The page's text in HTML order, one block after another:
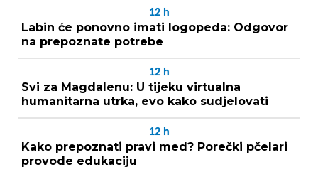
12 h
Labin će ponovno imati logopeda: Odgovor
na prepoznate potrebe
12 h
Svi za Magdalenu: U tijeku virtualna
humanitarna utrka, evo kako sudjelovati
12 h
Kako prepoznati pravi med? Porečki pčelari
provode edukaciju